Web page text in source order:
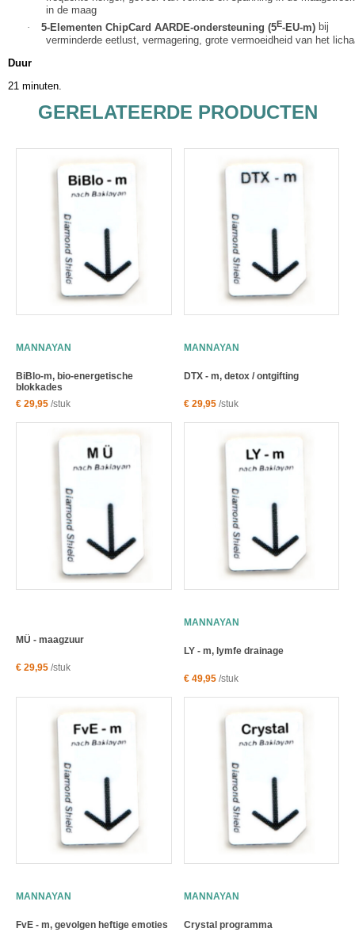
in de maag
·
5-Elementen ChipCard AARDE-ondersteuning (5E-EU-m) bij
verminderde eetlust, vermagering, grote vermoeidheid van het
Duur
21 minuten.
GERELATEERDE PRODUCTEN
MANNAYAN
BiBlo-m, bio-energetische
blokkades
€ 29,95 /stuk
MANNAYAN
DTX - m, detox / ontgifting
€ 29,95/stuk
MÜ - maagzuur
€ 29,95 /stuk
MANNAYAN
LY - m, lymfe drainage
€ 49,95/stuk
MANNAYAN
FvE - m, gevolgen heftige emoties
MANNAYAN
Crystal programma